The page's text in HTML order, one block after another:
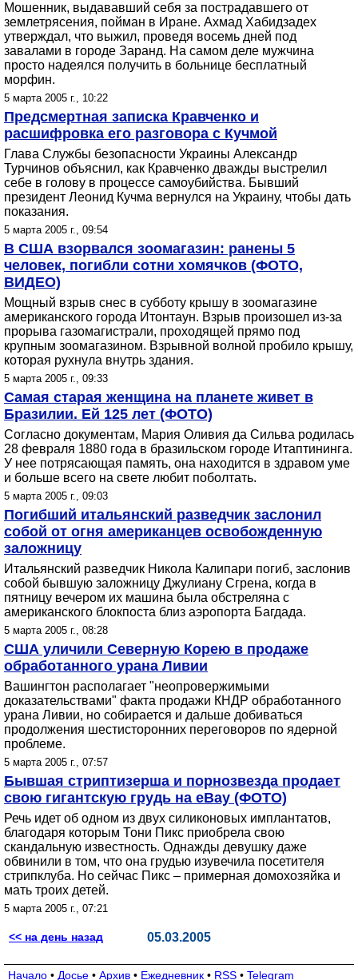
Мошенник, выдававший себя за пострадавшего от
землетрясения, пойман в Иране. Ахмад Хабидзадех
утверждал, что выжил, проведя восемь дней под
завалами в городе Заранд. На самом деле мужчина
просто надеялся получить в больнице бесплатный
морфин.
5 марта 2005 г., 10:22
Предсмертная записка Кравченко и
расшифровка его разговора с Кучмой
Глава Службы безопасности Украины Александр
Турчинов объяснил, как Кравченко дважды выстрелил
себе в голову в процессе самоубийства. Бывший
президент Леонид Кучма вернулся на Украину, чтобы дать
показания.
5 марта 2005 г., 09:54
В США взорвался зоомагазин: ранены 5
человек, погибли сотни хомячков (ФОТО,
ВИДЕО)
Мощный взрыв снес в субботу крышу в зоомагазине
американского города Итонтаун. Взрыв произошел из-за
прорыва газомагистрали, проходящей прямо под
крупным зоомагазином. Взрывной волной пробило крышу,
которая рухнула внутрь здания.
5 марта 2005 г., 09:33
Самая старая женщина на планете живет в
Бразилии. Ей 125 лет (ФОТО)
Согласно документам, Мария Оливия да Сильва родилась
28 февраля 1880 года в бразильском городе Итаптининга.
У нее потрясающая память, она находится в здравом уме
и больше всего на свете любит поболтать.
5 марта 2005 г., 09:03
Погибший итальянский разведчик заслонил
собой от огня американцев освобожденную
заложницу
Итальянский разведчик Никола Калипари погиб, заслонив
собой бывшую заложницу Джулиану Сгрена, когда в
пятницу вечером их машина была обстреляна с
американского блокпоста близ аэропорта Багдада.
5 марта 2005 г., 08:28
США уличили Северную Корею в продаже
обработанного урана Ливии
Вашингтон располагает "неопровержимыми
доказательствами" факта продажи КНДР обработанного
урана Ливии, но собирается и дальше добиваться
продолжения шестисторонних переговоров по ядерной
проблеме.
5 марта 2005 г., 07:57
Бывшая стриптизерша и порнозвезда продает
свою гигантскую грудь на eBay (ФОТО)
Речь идет об одном из двух силиконовых имплантатов,
благодаря которым Тони Пикс приобрела свою
скандальную известность. Однажды девушку даже
обвинили в том, что она грудью изувечила посетителя
стрипклуба. Но сейчас Пикс – примерная домохозяйка и
мать троих детей.
5 марта 2005 г., 07:21
<< на день назад 05.03.2005
Начало • Досье • Архив • Ежедневник • RSS • Telegram